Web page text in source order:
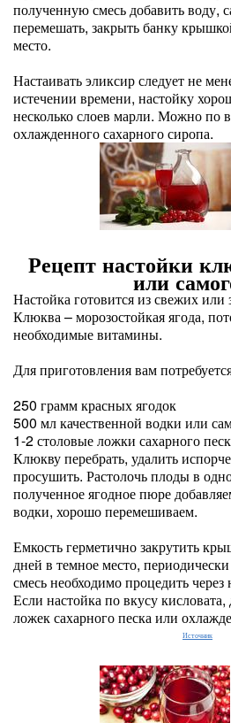
полученную смесь добавить воду,
перемешать, закрыть банку
место.
Настаивать эликсир следует не
истечении времени, настойку
несколько слоев марли. Можно по
охлажденного сахарного сиропа.
Рецепт настойки
или
Настойка готовится из свежих
Клюква – морозостойкая ягода,
необходимые витамины.
Для приготовления вам
250 грамм красных ягодок
500 мл качественной водки или
1-2 столовые ложки сахарного
Клюкву перебрать, удалить
просушить. Растолочь плоды в
полученное ягодное пюре
водки, хорошо перемешиваем.
Емкость герметично закрутить
дней в темное место,
смесь необходимо процедить через
Если настойка по вкусу
ложек сахарного песка или
Источник